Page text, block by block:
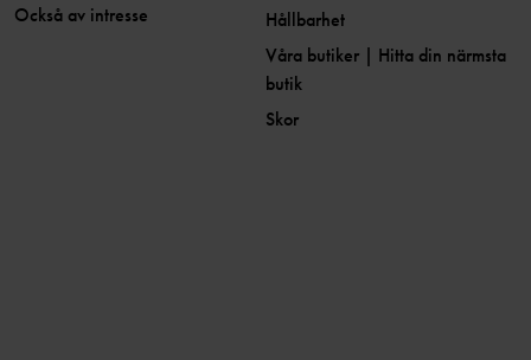
Också av intresse
Hållbarhet
Våra butiker | Hitta din närmsta
butik
Skor